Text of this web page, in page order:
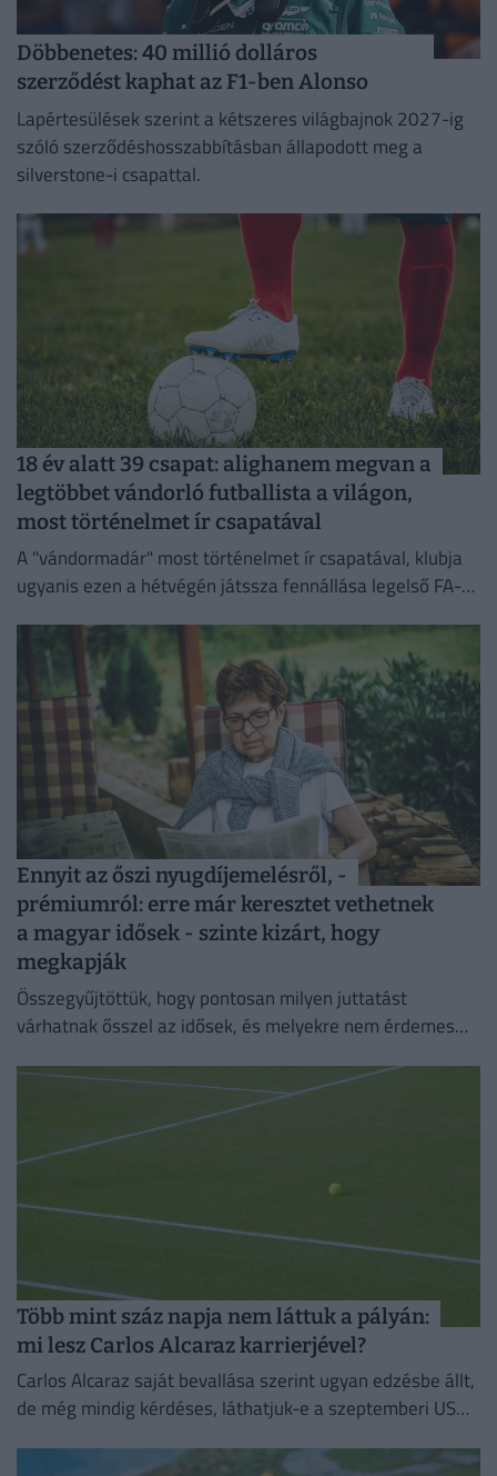
Döbbenetes: 40 millió dolláros
szerződést kaphat az F1-ben Alonso
Lapértesülések szerint a kétszeres világbajnok 2027-ig
szóló szerződéshosszabbításban állapodott meg a
silverstone-i csapattal.
18 év alatt 39 csapat: alighanem megvan a
legtöbbet vándorló futballista a világon,
most történelmet ír csapatával
A "vándormadár" most történelmet ír csapatával, klubja
ugyanis ezen a hétvégén játssza fennállása legelső FA-
Ennyit az őszi nyugdíjemelésről, -
prémiumról: erre már keresztet vethetnek
a magyar idősek - szinte kizárt, hogy
megkapják
Összegyűjtöttük, hogy pontosan milyen juttatást
várhatnak ősszel az idősek, és melyekre nem érdemes
Több mint száz napja nem láttuk a pályán:
mi lesz Carlos Alcaraz karrierjével?
Carlos Alcaraz saját bevallása szerint ugyan edzésbe állt,
de még mindig kérdéses, láthatjuk-e a szeptemberi US